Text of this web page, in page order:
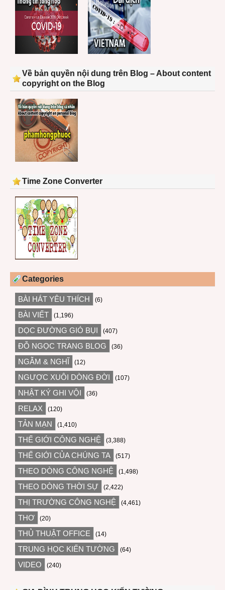
Về bản quyền nội dung trên Blog – About content
copyright on the Blog
Time Zone Converter
Categories
BÀI HÁT YÊU THÍCH (6)
BÀI VIẾT (1,196)
DỌC ĐƯỜNG GIÓ BỤI (407)
ĐỖ NGỌC TRANG BLOG (36)
NGẪM & NGHĨ (12)
NGƯỢC XUÔI DÒNG ĐỜI (107)
NHẬT KÝ GHI VỘI (36)
RELAX (120)
TẢN MẠN (1,410)
THẾ GIỚI CÔNG NGHỆ (3,388)
THẾ GIỚI CỦA CHÚNG TA (517)
THEO DÒNG CÔNG NGHỆ (1,498)
THEO DÒNG THỜI SỰ (2,422)
THỊ TRƯỜNG CÔNG NGHỆ (4,461)
THƠ (20)
THỦ THUẬT OFFICE (14)
TRUNG HỌC KIẾN TƯỜNG (64)
VIDEO (240)